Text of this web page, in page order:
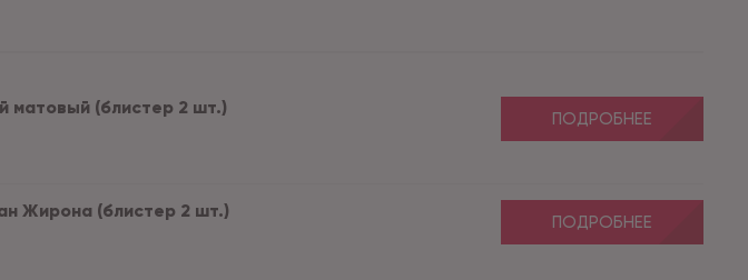
матовый (блистер 2 шт.)
ПОДРОБНЕЕ
Жирона (блистер 2 шт.)
ПОДРОБНЕЕ